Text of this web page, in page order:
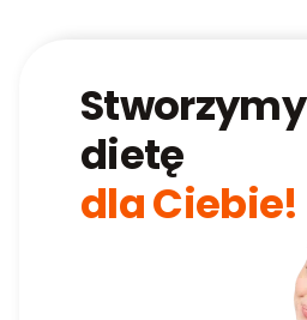
Stworzymy
dietę
dla Ciebie!